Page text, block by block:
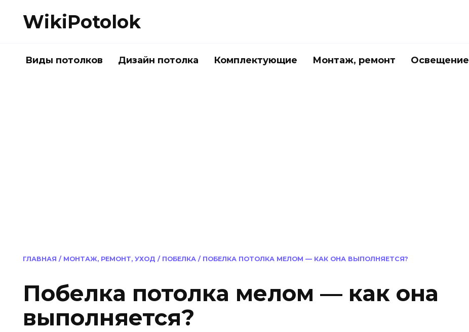
WikiPotolok
Виды потолков Дизайн потолка Комплектующие Монтаж, ремонт Освещение
ГЛАВНАЯ / МОНТАЖ, РЕМОНТ, УХОД / ПОБЕЛКА / ПОБЕЛКА ПОТОЛКА МЕЛОМ — КАК ОНА ВЫПОЛНЯЕТСЯ?
Побелка потолка мелом — как она
выполняется?